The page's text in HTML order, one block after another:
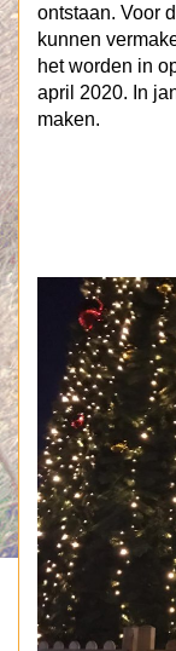
ontstaan. Voor
kunnen
het worden in
april 2020. In
maken.